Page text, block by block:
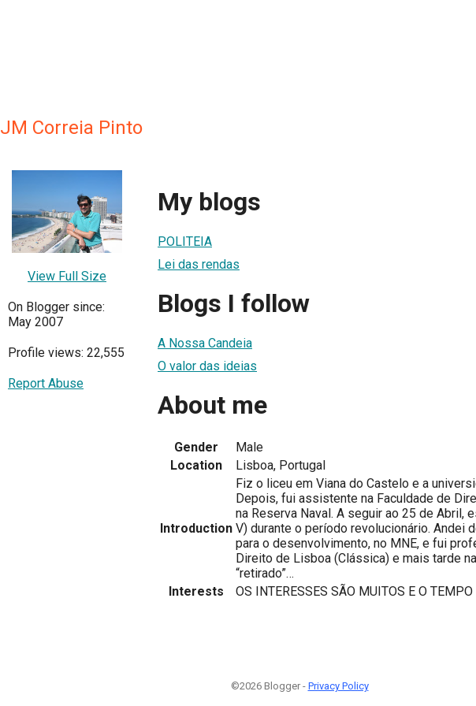
JM Correia Pinto
View Full Size
On Blogger since:
May 2007
Profile views: 22,555
Report Abuse
My blogs
POLITEIA
Lei das rendas
Blogs I follow
A Nossa Candeia
O valor das ideias
About me
Gender
Male
Location
Lisboa, Portugal
Introduction
Fiz o liceu em Viana do Castelo e a
Depois, fui assistente na Faculdade de
na Reserva Naval. A seguir ao 25 de Abril,
V) durante o período revolucionário. Andei
para o desenvolvimento, no MNE, e fui
Direito de Lisboa (Clássica) e mais tarde
“retirado”…
Interests
OS INTERESSES SÃO MUITOS E O TEMPO
©2026 Blogger - Privacy Policy